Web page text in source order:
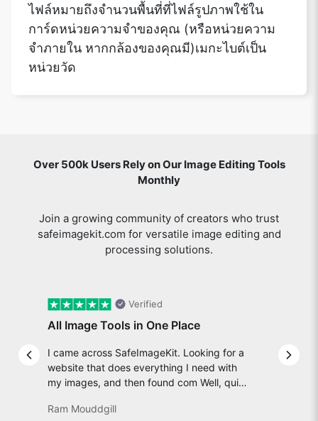
ไฟล์หมายถึงจำนวนพื้นที่ที่ไฟล์รูปภาพใช้ใน
การ์ดหน่วยความจำของคุณ (หรือหน่วยความ
จำภายใน หากกล้องของคุณมี)เมกะไบต์เป็น
หน่วยวัด
Over 500k Users Rely on Our Image Editing Tools
Monthly
Join a growing community of creators who trust
safeimagekit.com for versatile image editing and
processing solutions.
Previous slide
Verified
All Image Tools in One Place
I came across SafeImageKit. Looking for a
website that does everything I need with
my images, and then found com Well, quite
an incredibly high-speed, stable and easy-
Ram Mouddgill
Next